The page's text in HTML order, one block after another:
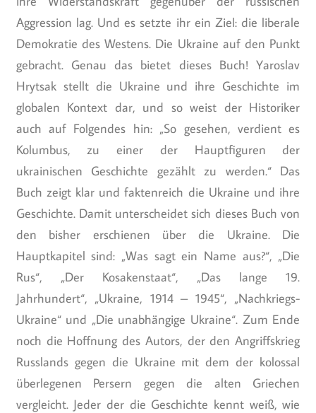
Aggression lag. Und es setzte ihr ein Ziel: die liberale
Demokratie des Westens. Die Ukraine auf den Punkt
gebracht. Genau das bietet dieses Buch! Yaroslav
Hrytsak stellt die Ukraine und ihre Geschichte im
globalen Kontext dar, und so weist der Historiker
auch auf Folgendes hin: „So gesehen, verdient es
Kolumbus, zu einer der Hauptfiguren der
ukrainischen Geschichte gezählt zu werden.“ Das
Buch zeigt klar und faktenreich die Ukraine und ihre
Geschichte. Damit unterscheidet sich dieses Buch von
den bisher erschienen über die Ukraine. Die
Hauptkapitel sind: „Was sagt ein Name aus?“, „Die
Rus“, „Der Kosakenstaat“, „Das lange 19.
Jahrhundert“, „Ukraine, 1914 – 1945“, „Nachkriegs-
Ukraine“ und „Die unabhängige Ukraine“. Zum Ende
noch die Hoffnung des Autors, der den Angriffskrieg
Russlands gegen die Ukraine mit dem der kolossal
überlegenen Persern gegen die alten Griechen
vergleicht. Jeder der die Geschichte kennt weiß, wie